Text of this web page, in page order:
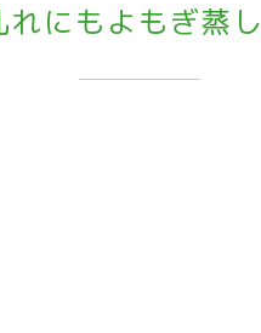
れにもよもぎ蒸